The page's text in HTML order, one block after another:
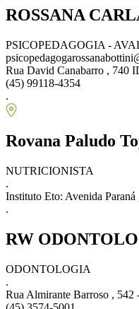
ROSSANA
PSICOPEDAGOGIA -
Rua David Canabarro , 740
(45) 99118-4354
.
Rovana Paludo
NUTRICIONISTA
.
Instituto Eto: Avenida
.
RW
ODONTOLOGIA
.
Rua Almirante Barroso , 542